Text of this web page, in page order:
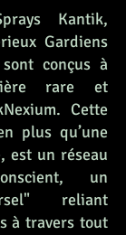
Kantik,
Gardiens
conçus à
rare et
Cette
plus qu’une
est un réseau
un
reliant
à travers tout